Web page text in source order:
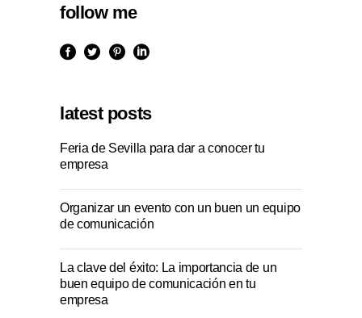
follow me
latest posts
Feria de Sevilla para dar a conocer tu
empresa
Organizar un evento con un buen un equipo
de comunicación
La clave del éxito: La importancia de un
buen equipo de comunicación en tu
empresa